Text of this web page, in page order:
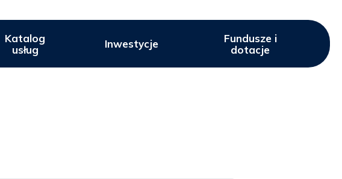
Katalog
usług
Inwestycje
Fundusze i
dotacje